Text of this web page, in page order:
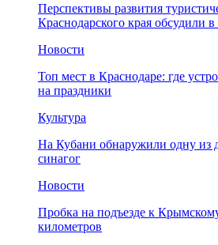
Перспективы развития
Краснодарского края обсудили
Новости
Топ мест в Краснодаре: где
на праздники
Культура
На Кубани обнаружили одну из
синагог
Новости
Пробка на подъезде к
километров